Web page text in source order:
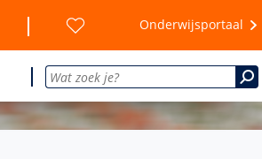
Onderwijsportaal